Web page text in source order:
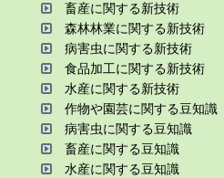
畜産に関する新技術
森林林業に関する新技術
病害⾍に関する新技術
⾷品加⼯に関する新技術
⽔産に関する新技術
作物や園芸に関する⾖知識
病害⾍に関する⾖知識
畜産に関する⾖知識
⽔産に関する⾖知識